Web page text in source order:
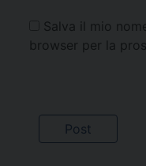
Salva il mio
browser per la